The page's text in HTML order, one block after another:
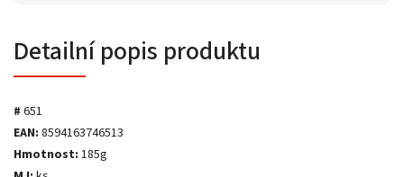
Detailní popis produktu
# 651
EAN: 8594163746513
Hmotnost: 185g